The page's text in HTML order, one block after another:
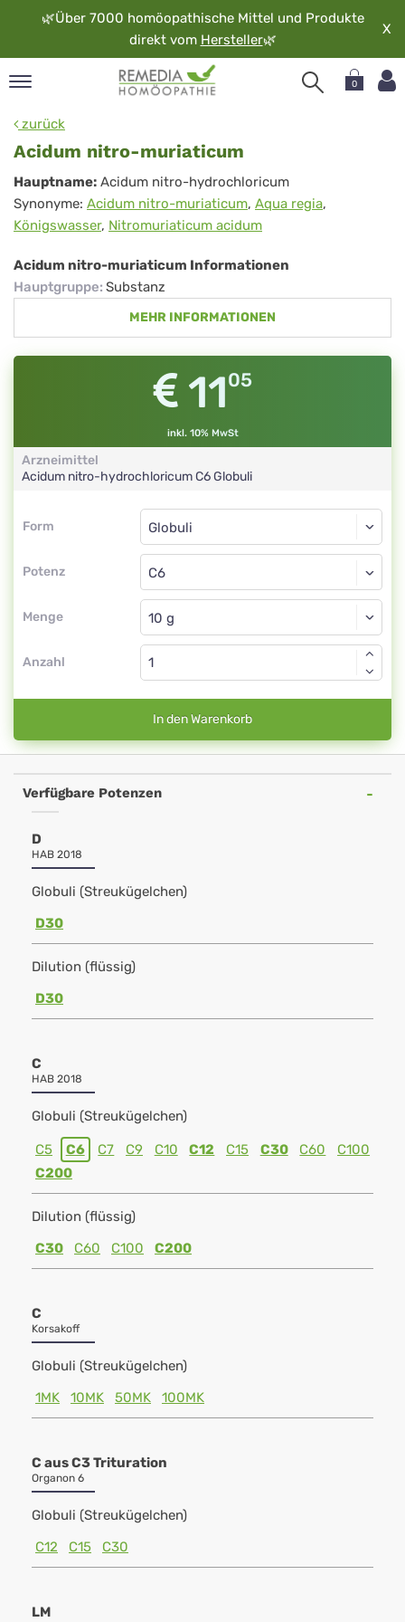
🌿Über 7000 homöopathische Mittel und Produkte
direkt vom Hersteller🌿
X
0
zurück
Acidum nitro-muriaticum
Acidum
nitro-
muriaticum
Hauptname: Acidum nitro-hydrochloricum
Synonyme: Acidum nitro-muriaticum, Aqua regia,
Königswasser, Nitromuriaticum acidum
Acidum nitro-muriaticum Informationen
Hauptgruppe: Substanz
MEHR INFORMATIONEN
1105
inkl. 10% MwSt
Arzneimittel
Acidum nitro-hydrochloricumC6Globuli
Form
Form
Potenz
Globuli
C6
Menge
Globuli
Anzahl
In den Warenkorb
Verfügbare Potenzen
D
HAB 2018
Globuli (Streukügelchen)
D30
Dilution (flüssig)
D30
C
HAB 2018
Globuli (Streukügelchen)
C5 C6 C7 C9 C10 C12 C15 C30 C60
C100
C200
Dilution (flüssig)
C30
C60 C100 C200
C
Korsakoff
Globuli (Streukügelchen)
1MK
10MK 50MK 100MK
C aus C3 Trituration
Organon 6
Globuli (Streukügelchen)
C12
C15 C30
LM